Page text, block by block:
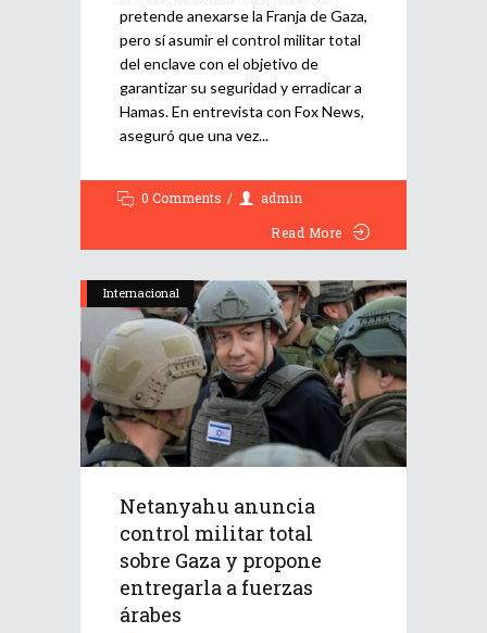
pretende anexarse la Franja de Gaza,
pero sí asumir el control militar total
del enclave con el objetivo de
garantizar su seguridad y erradicar a
Hamas. En entrevista con Fox News,
aseguró que una vez
0 Comments
admin
Read More
Internacional
Netanyahu anuncia
control militar total
sobre Gaza y propone
entregarla a fuerzas
árabes